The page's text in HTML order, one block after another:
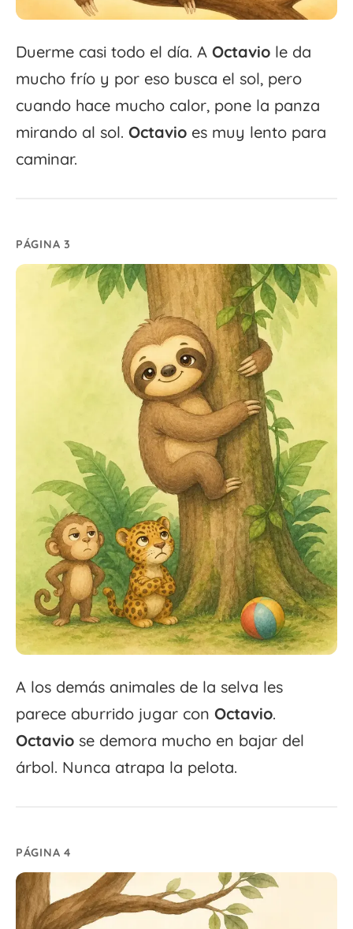
Duerme casi todo el día. A Octavio le da
mucho frío y por eso busca el sol, pero
cuando hace mucho calor, pone la panza
mirando al sol. Octavio es muy lento para
caminar.
PÁGINA 3
A los demás animales de la selva les
parece aburrido jugar con Octavio.
Octavio se demora mucho en bajar del
árbol. Nunca atrapa la pelota.
PÁGINA 4